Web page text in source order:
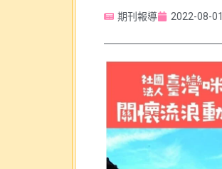
期刊報導 2022-08-01